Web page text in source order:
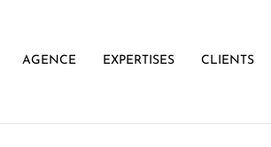
AGENCE EXPERTISES CLIENTS